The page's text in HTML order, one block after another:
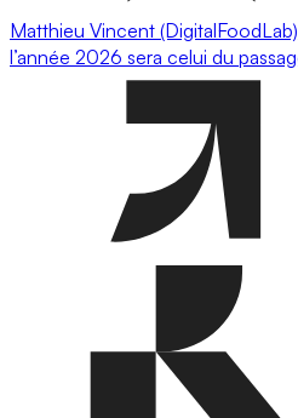
Matthieu Vincent
l’année 2026 sera celui du